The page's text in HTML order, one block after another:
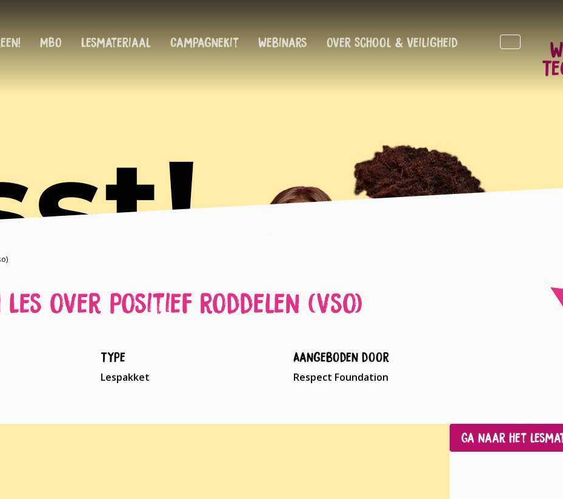
MBO Lesmateriaal Campagnekit Webinars Over School & Veiligheid Zoeken
Les over positief roddelen (vso)
Type
Lespakket
Aangeboden door
Respect Foundation
Ga naar het